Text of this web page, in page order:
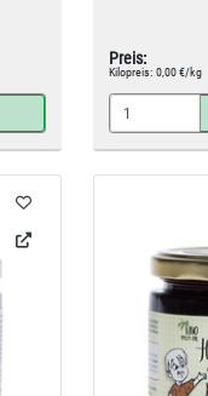
Preis:
Kilopreis: 0,00 €/kg